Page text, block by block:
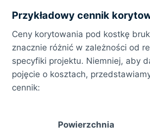
Przykładowy cennik
Ceny korytowania pod kostkę
znacznie różnić w zależności od
specyfiki projektu. Niemniej, aby
pojęcie o kosztach,
cennik:
Powierzchnia